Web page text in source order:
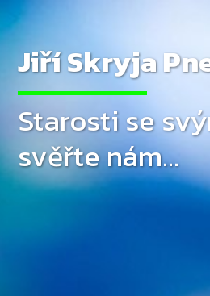
Jiří Skryja
Starosti se
svěřte nám...